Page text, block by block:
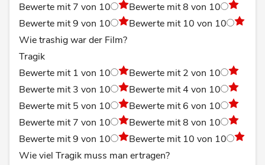
Bewerte mit 7 von 10
Bewerte mit 8 von 10
Bewerte mit 9 von 10
Bewerte mit 10 von 10
Wie trashig war der Film?
Tragik
Bewerte mit 1 von 10
Bewerte mit 2 von 10
Bewerte mit 3 von 10
Bewerte mit 4 von 10
Bewerte mit 5 von 10
Bewerte mit 6 von 10
Bewerte mit 7 von 10
Bewerte mit 8 von 10
Bewerte mit 9 von 10
Bewerte mit 10 von 10
Wie viel Tragik muss man ertragen?